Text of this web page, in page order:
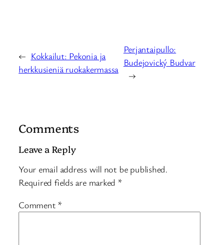
← Kokkailut: Pekonia ja
herkkusieniä ruokakermassa
Perjantaipullo:
Budejovický Budvar
→
Comments
Leave a Reply
Your email address will not be published.
Required fields are marked *
Comment *